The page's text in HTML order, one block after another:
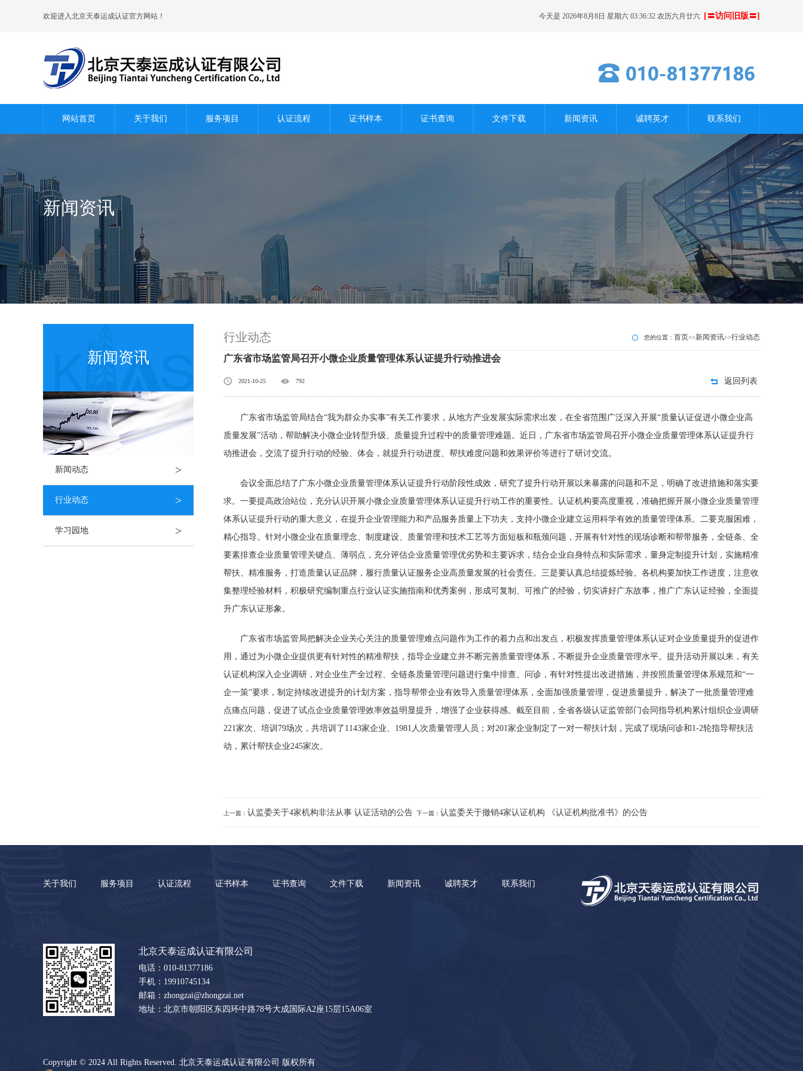
欢迎进入北京天泰运成认证官方网站！ [〓访问旧版〓]
今天是 2026年8月8日 星期六 03:36:33 农历六月廿六
网站首页 关于我们 服务项目 认证流程 证书样本 证书查询 文件下载 新闻资讯 诚聘英才 联系我们
新闻资讯
新闻资讯
新闻动态 >
行业动态 >
学习园地 >
行业动态 您的位置： 首页>>新闻资讯>>行业动态
广东省市场监管局召开小微企业质量管理体系认证提升行动推进会
2021-10-25 792 返回列表
广东省市场监管局结合“我为群众办实事”有关工作要求，从地方产业发展实际需求出发，在全省范围广泛深入开展“质量认证促进小微企业高
质量发展”活动，帮助解决小微企业转型升级、质量提升过程中的质量管理难题。近日，广东省市场监管局召开小微企业质量管理体系认证提升行
动推进会，交流了提升行动的经验、体会，就提升行动进度、帮扶难度问题和效果评价等进行了研讨交流。
会议全面总结了广东小微企业质量管理体系认证提升行动阶段性成效，研究了提升行动开展以来暴露的问题和不足，明确了改进措施和落实要
求。一要提高政治站位，充分认识开展小微企业质量管理体系认证提升行动工作的重要性。认证机构要高度重视，准确把握开展小微企业质量管理
体系认证提升行动的重大意义，在提升企业管理能力和产品服务质量上下功夫，支持小微企业建立运用科学有效的质量管理体系。二要克服困难，
精心指导。针对小微企业在质量理念、制度建设、质量管理和技术工艺等方面短板和瓶颈问题，开展有针对性的现场诊断和帮带服务，全链条、全
要素排查企业质量管理关键点、薄弱点，充分评估企业质量管理优劣势和主要诉求，结合企业自身特点和实际需求，量身定制提升计划，实施精准
帮扶、精准服务，打造质量认证品牌，履行质量认证服务企业高质量发展的社会责任。三是要认真总结提炼经验。各机构要加快工作进度，注意收
集整理经验材料，积极研究编制重点行业认证实施指南和优秀案例，形成可复制、可推广的经验，切实讲好广东故事，推广广东认证经验，全面提
升广东认证形象。
广东省市场监管局把解决企业关心关注的质量管理难点问题作为工作的着力点和出发点，积极发挥质量管理体系认证对企业质量提升的促进作
用，通过为小微企业提供更有针对性的精准帮扶，指导企业建立并不断完善质量管理体系，不断提升企业质量管理水平。提升活动开展以来，有关
认证机构深入企业调研，对企业生产全过程、全链条质量管理问题进行集中排查、问诊，有针对性提出改进措施，并按照质量管理体系规范和“一
企一策”要求，制定持续改进提升的计划方案，指导帮带企业有效导入质量管理体系，全面加强质量管理，促进质量提升，解决了一批质量管理难
点痛点问题，促进了试点企业质量管理效率效益明显提升，增强了企业获得感。截至目前，全省各级认证监管部门会同指导机构累计组织企业调研
221家次、培训79场次，共培训了1143家企业、1981人次质量管理人员；对201家企业制定了一对一帮扶计划，完成了现场问诊和1-2轮指导帮扶活
动，累计帮扶企业245家次。
上一篇： 认监委关于4家机构非法从事 认证活动的公告 下一篇： 认监委关于撤销4家认证机构 《认证机构批准书》的公告
关于我们 服务项目 认证流程 证书样本 证书查询 文件下载 新闻资讯 诚聘英才 联系我们
北京天泰运成认证有限公司
电话：010-81377186
手机：19910745134
邮箱：zhongzai@zhongzai.net
地址：北京市朝阳区东四环中路78号大成国际A2座15层15A06室
Copyright © 2024 All Rights Reserved. 北京天泰运成认证有限公司 版权所有